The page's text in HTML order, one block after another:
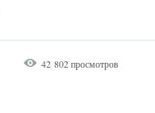
42 802 просмотров